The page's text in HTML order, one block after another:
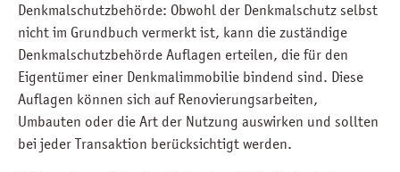
Denkmalschutzbehörde: Obwohl der Denkmalschutz selbst
nicht im Grundbuch vermerkt ist, kann die zuständige
Denkmalschutzbehörde Auflagen erteilen, die für den
Eigentümer einer Denkmalimmobilie bindend sind. Diese
Auflagen können sich auf Renovierungsarbeiten,
Umbauten oder die Art der Nutzung auswirken und sollten
bei jeder Transaktion berücksichtigt werden.